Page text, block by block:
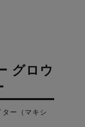
グロウ
ー（マキシ